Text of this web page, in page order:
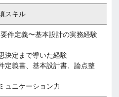
スキル
件定義〜基本設計の実務経験
決定まで導いた経験
定義書、基本設計書、論点整
ュニケーション力